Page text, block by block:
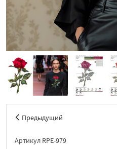
Предыдущий
Артикул RPE-979